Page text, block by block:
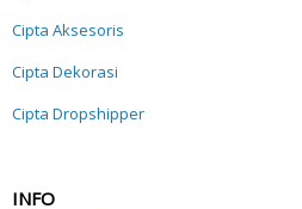
Cipta Aksesoris
Cipta Dekorasi
Cipta Dropshipper
INFO